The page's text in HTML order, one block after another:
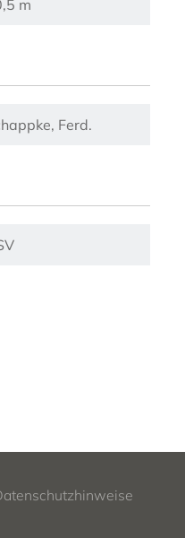
m
Ferd.